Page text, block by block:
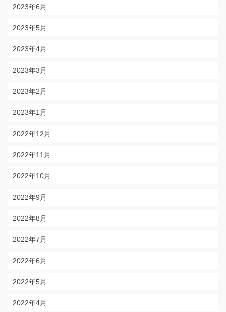
2023年6月
2023年5月
2023年4月
2023年3月
2023年2月
2023年1月
2022年12月
2022年11月
2022年10月
2022年9月
2022年8月
2022年7月
2022年6月
2022年5月
2022年4月